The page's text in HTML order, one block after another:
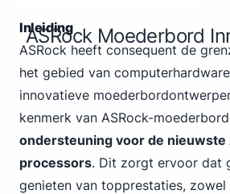
Inleiding
ASRock Moederbord
ASRock heeft consequent de
het gebied van
innovatieve
kenmerk van ASRock-
ondersteuning voor de nieuwste
processors. Dit zorgt ervoor dat
genieten van topprestaties, zowel